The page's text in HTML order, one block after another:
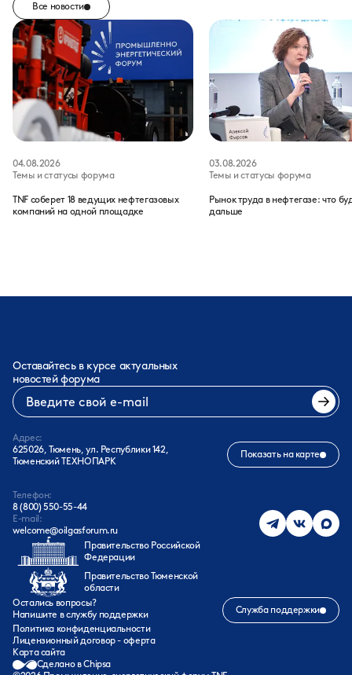
Все новости
04.08.2026
Темы и статусы форума
TNF соберет 18 ведущих нефтегазовых
компаний на одной площадке
03.08.2026
Темы и статусы форума
Рынок труда в нефтегазе: что
дальше
Оставайтесь в курсе актуальных
новостей форума
Адрес:
625026, Тюмень, ул. Республики 142,
Тюменский ТЕХНОПАРК
Показать на карте
Телефон:
8 (800) 550-55-44
E-mail:
welcome@oilgasforum.ru
Правительство Российской
Федерации
Правительство Тюменской
области
Остались вопросы?
Напишите в службу поддержки
Служба поддержки
Сделано в Chipsa
Политика конфиденциальности
Лицензионный договор - оферта
Карта сайта